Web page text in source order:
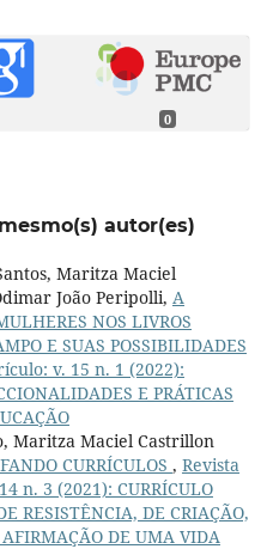
0
autor(es)
Maritza Maciel
João Peripolli, A
NOS LIVROS
E SUAS POSSIBILIDADES
v. 15 n. 1 (2022):
E PRÁTICAS
Maritza Maciel Castrillon
CURRÍCULOS , Revista
n. 3 (2021): CURRÍCULO
RESISTÊNCIA, DE CRIAÇÃO,
DE UMA VIDA